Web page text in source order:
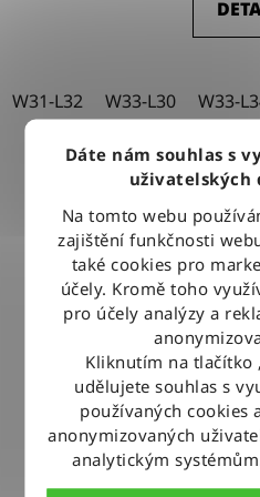
Dáte nám souhlas s
uživatelských
Na tomto webu
zajištění funkčnosti
také cookies pro
účely. Kromě toho
pro účely analýzy a
Kliknutím na tlačítko
udělujete souhlas s
používaných cookies
anonymizovaných
analytickým
W31-L32 W33-L30 W33-